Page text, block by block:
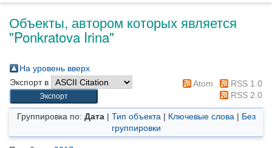
Объекты, автором которых является
"Ponkratova Irina"
На уровень вверх
Экспорт в
Atom
RSS 1.0
RSS 2.0
Группировка по: Дата| Тип объекта | Ключевые слова | Без
группировки